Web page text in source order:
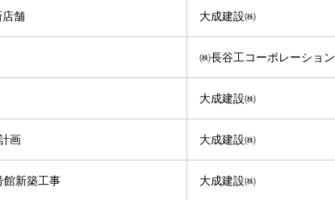
店舗 大成建設㈱
㈱長谷工コーポレーション
大成建設㈱
画 大成建設㈱
館新築工事 大成建設㈱